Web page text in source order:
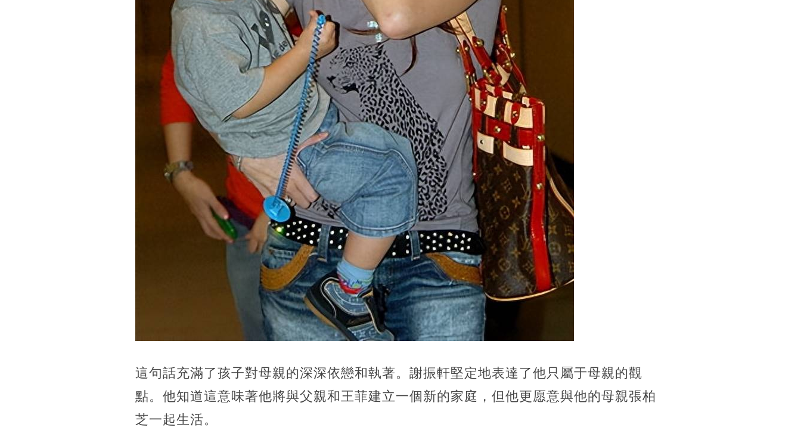
這句話充滿了孩子對母親的深深依戀和執著。謝振軒堅定地表達了他只屬于母親的觀
點。他知道這意味著他將與父親和王菲建立一個新的家庭，但他更愿意與他的母親張柏
芝一起生活。